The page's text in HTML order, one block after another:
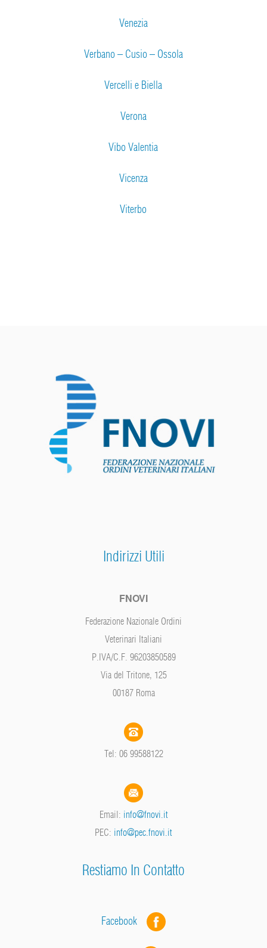
Venezia
Verbano – Cusio – Ossola
Vercelli e Biella
Verona
Vibo Valentia
Vicenza
Viterbo
Indirizzi Utili
FNOVI
Federazione Nazionale Ordini
Veterinari Italiani
P.IVA/C.F. 96203850589
Via del Tritone, 125
00187 Roma
Tel: 06 99588122
Email: info@fnovi.it
PEC: info@pec.fnovi.it
Restiamo In Contatto
Facebook